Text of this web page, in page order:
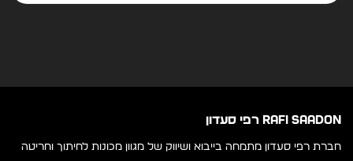
RAFI SAADON רפי סעדון
חברת רפי סעדון מתמחה בייבוא ושיווק של מגוון מכונות לחיתוך וחריטה